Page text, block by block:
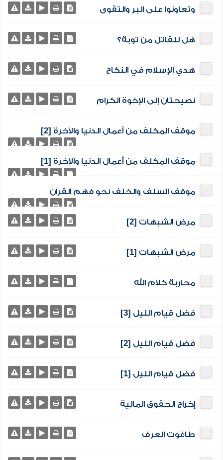
وتعاونوا على البر والتقوى
هل للقاتل من توبة؟
هدي الإسلام في النكاح
نصيحتان إلى الإخوة الكرام
موقف المكلف من أعمال الدنيا والآخرة [2]
موقف المكلف من أعمال الدنيا والآخرة [1]
موقف السلف والخلف نحو فهم القرآن
مرض الشبهات [2]
مرض الشبهات [1]
محاربة كلام الله
فضل قيام الليل [3]
فضل قيام الليل [2]
فضل قيام الليل [1]
إخراج الحقوق المالية
طاغوت العرف